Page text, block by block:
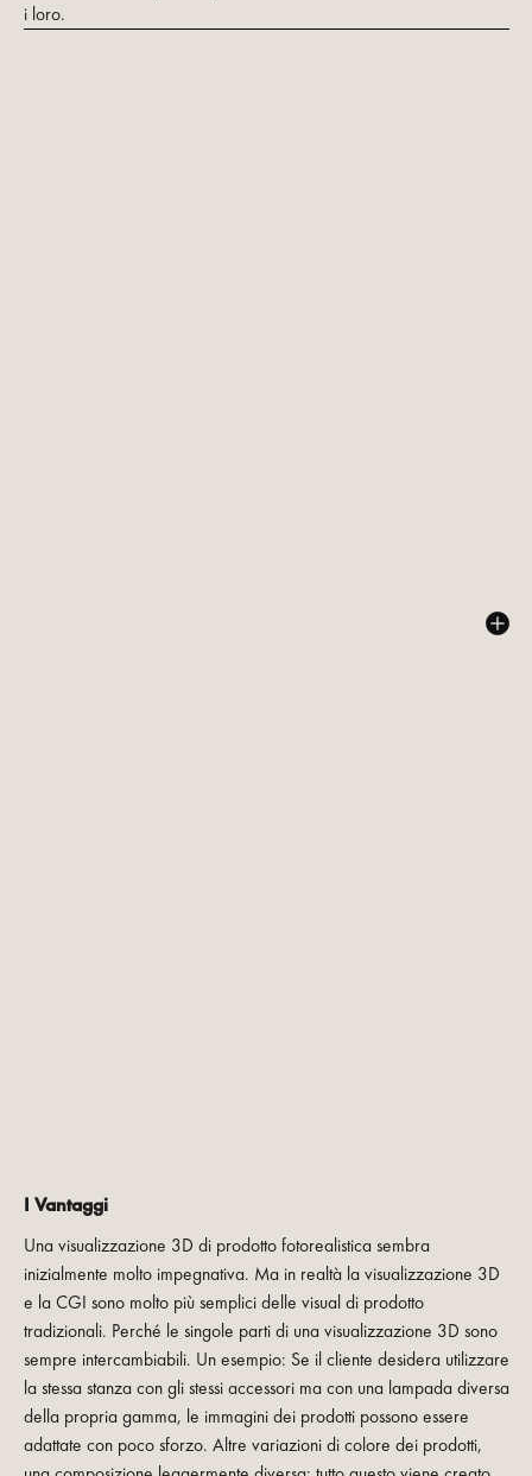
i loro.
I Vantaggi
Una visualizzazione 3D di prodotto fotorealistica sembra
inizialmente molto impegnativa. Ma in realtà la visualizzazione 3D
e la CGI sono molto più semplici delle visual di prodotto
tradizionali. Perché le singole parti di una visualizzazione 3D sono
sempre intercambiabili. Un esempio: Se il cliente desidera utilizzare
la stessa stanza con gli stessi accessori ma con una lampada diversa
della propria gamma, le immagini dei prodotti possono essere
adattate con poco sforzo. Altre variazioni di colore dei prodotti,